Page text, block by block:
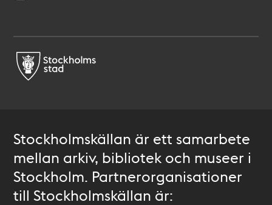
Stockholmskällan är ett samarbete
mellan arkiv, bibliotek och museer i
Stockholm. Partnerorganisationer
till Stockholmskällan är: